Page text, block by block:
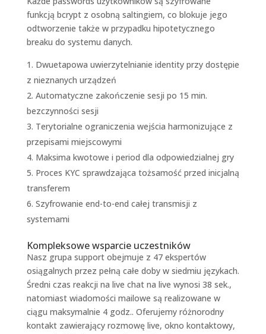
funkcją bcrypt z osobną saltingiem, co blokuje jego
odtworzenie także w przypadku hipotetycznego
breaku do systemu danych.
Dwuetapowa uwierzytelnianie identity przy dostępie
z nieznanych urządzeń
Automatyczne zakończenie sesji po 15 min.
bezczynności sesji
Terytorialne ograniczenia wejścia harmonizujące z
przepisami miejscowymi
Maksima kwotowe i period dla odpowiedzialnej gry
Proces KYC sprawdzająca tożsamość przed inicjalną
transferem
Szyfrowanie end-to-end całej transmisji z
systemami
Kompleksowe wsparcie uczestników
Nasz grupa support obejmuje z 47 ekspertów
osiągalnych przez pełną całe doby w siedmiu językach.
Średni czas reakcji na live chat na live wynosi 38 sek.,
natomiast wiadomości mailowe są realizowane w
ciągu maksymalnie 4 godz.. Oferujemy różnorodny
kontakt zawierający rozmowę live, okno kontaktowy,